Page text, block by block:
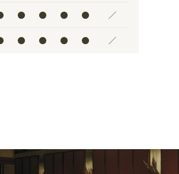
● ● ● ● ／
● ● ● ● ／